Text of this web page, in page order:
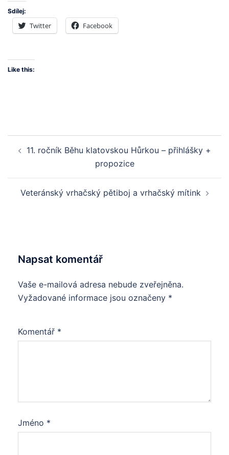
Sdílej:
Twitter Facebook
Like this:
navigation
11. ročník Běhu klatovskou Hůrkou – přihlášky +
propozice
Veteránský vrhačský pětiboj a vrhačský mítink
Napsat komentář
Vaše e-mailová adresa nebude zveřejněna.
Vyžadované informace jsou označeny *
Komentář *
Jméno *